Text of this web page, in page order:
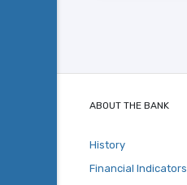
ABOUT THE BANK
History
Financial Indicators